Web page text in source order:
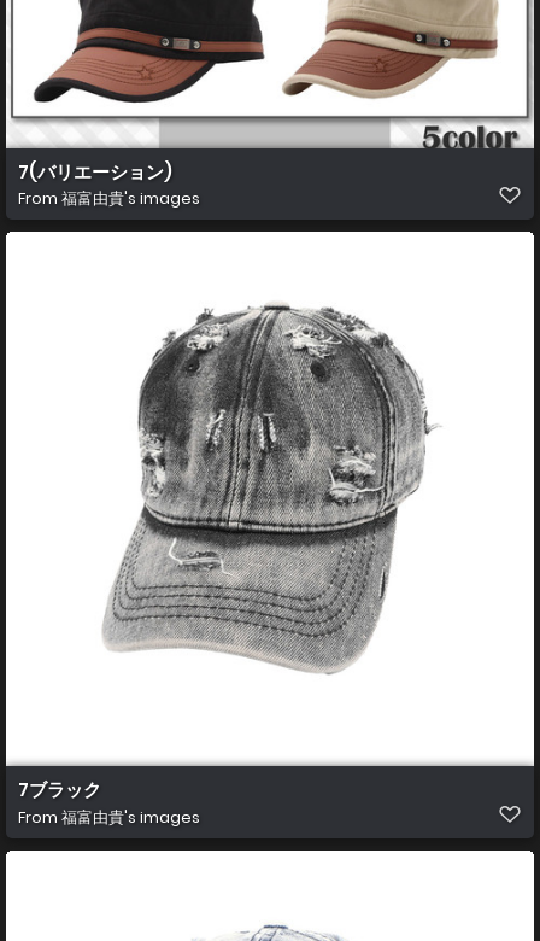
7(バリエーション)
From 福富由貴's images
7ブラック
From 福富由貴's images